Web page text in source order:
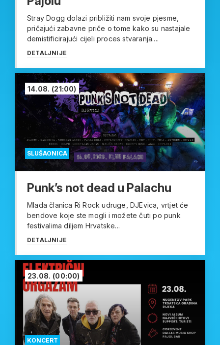
Stray Dogg dolazi približiti nam svoje pjesme,
pričajući zabavne priče o tome kako su nastajale
demistificirajući cijeli proces stvaranja....
DETALJNIJE
SLUŠAONICA
14.08. (21:00)
Punk’s not dead u Palachu
Mlada članica Ri Rock udruge, DJEvica, vrtjet će
bendove koje ste mogli i možete čuti po punk
festivalima diljem Hrvatske...
DETALJNIJE
KONCERT
23.08. (00:00)